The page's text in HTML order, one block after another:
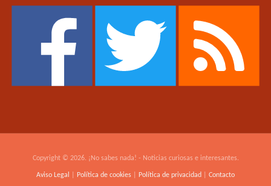
Copyright © 2026. ¡No sabes nada! - Noticias curiosas e interesantes.
Aviso Legal Política de cookies Política de privacidad Contacto